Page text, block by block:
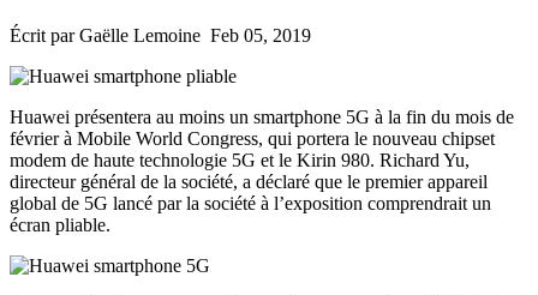
Écrit par Gaëlle Lemoine Feb 05, 2019
Huawei présentera au moins un smartphone 5G à la fin du mois de
février à Mobile World Congress, qui portera le nouveau chipset
modem de haute technologie 5G et le Kirin 980. Richard Yu,
directeur général de la société, a déclaré que le premier appareil
global de 5G lancé par la société à l’exposition comprendrait un
écran pliable.